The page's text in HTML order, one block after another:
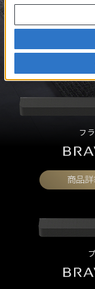
臨場感の
洗練され
デザイン
フ
商品